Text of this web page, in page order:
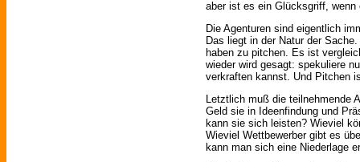
aber ist es ein Glücksgriff, wenn
Die Agenturen sind eigentlich
Das liegt in der Natur der
haben zu pitchen. Es ist
wieder wird gesagt: spekuliere
verkraften kannst. Und Pitchen
Letztlich muß die teilnehmende
Geld sie in Ideenfindung und
kann sie sich leisten? Wieviel
Wieviel Wettbewerber gibt es
kann man sich eine Niederlage